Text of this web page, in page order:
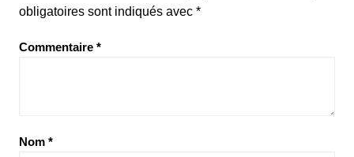
obligatoires sont indiqués avec *
Commentaire *
Nom *